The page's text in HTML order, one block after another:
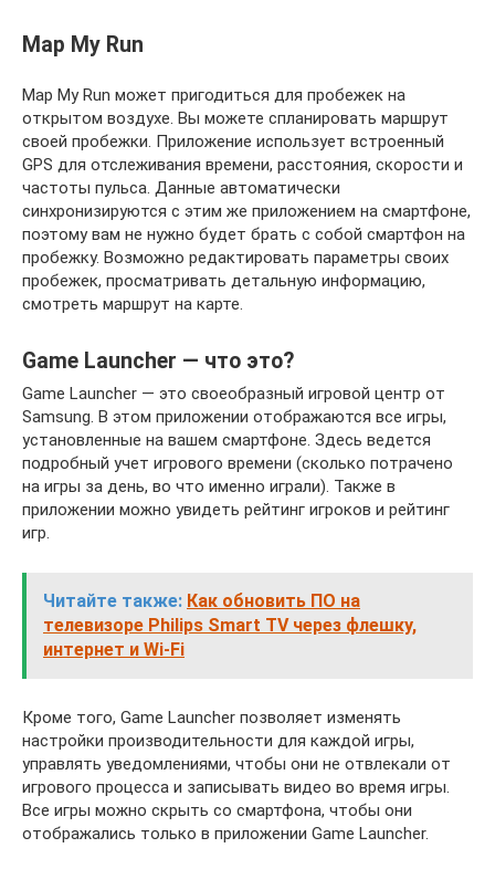
Map My Run
Map My Run может пригодиться для пробежек на
открытом воздухе. Вы можете спланировать маршрут
своей пробежки. Приложение использует встроенный
GPS для отслеживания времени, расстояния, скорости и
частоты пульса. Данные автоматически
синхронизируются с этим же приложением на смартфоне,
поэтому вам не нужно будет брать с собой смартфон на
пробежку. Возможно редактировать параметры своих
пробежек, просматривать детальную информацию,
смотреть маршрут на карте.
Game Launcher — что это?
Game Launcher — это своеобразный игровой центр от
Samsung. В этом приложении отображаются все игры,
установленные на вашем смартфоне. Здесь ведется
подробный учет игрового времени (сколько потрачено
на игры за день, во что именно играли). Также в
приложении можно увидеть рейтинг игроков и рейтинг
игр.
Читайте также: Как обновить ПО на
телевизоре Philips Smart TV через флешку,
интернет и Wi-Fi
Кроме того, Game Launcher позволяет изменять
настройки производительности для каждой игры,
управлять уведомлениями, чтобы они не отвлекали от
игрового процесса и записывать видео во время игры.
Все игры можно скрыть со смартфона, чтобы они
отображались только в приложении Game Launcher.